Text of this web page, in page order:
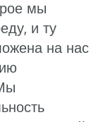
мы
и ту
на нас